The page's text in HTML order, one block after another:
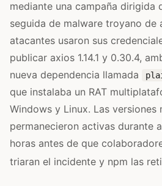
mediante una campaña dirigida
seguida de malware troyano de
atacantes usaron sus
publicar axios 1.14.1 y 0.30.4,
nueva dependencia llamada
que instalaba un RAT
Windows y Linux. Las versiones
permanecieron activas durante
horas antes de que
triaran el incidente y npm las